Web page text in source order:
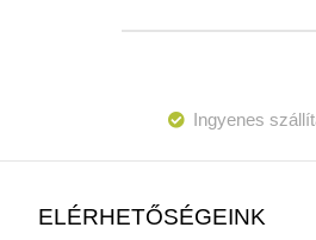
Ingyenes
ELÉRHETŐSÉGEINK